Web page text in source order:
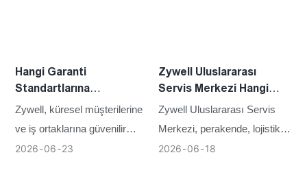
Hangi Garanti
Standartlarına
Uyulmalıdır?
Zywell, küresel müşterilerine
ve iş ortaklarına güvenilir
garanti hizmetleri sunmaya
2026 06 23
Zywell Uluslararası
Servis Merkezi Hangi
Ürünleri Onarabilir?
Zywell Uluslararası Servis
Merkezi, perakende, lojistik,
depolama, restoranlar, sağlık,
2026 06 18